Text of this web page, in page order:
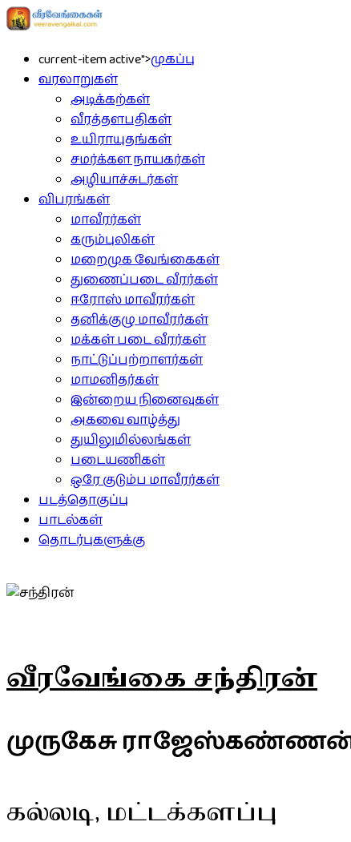
current-item active">முகப்பு
வரலாறுகள்
அடிக்கற்கள்
வீரத்தளபதிகள்
உயிராயுதங்கள்
சமர்க்கள நாயகர்கள்
அழியாச்சுடர்கள்
விபரங்கள்
மாவீரர்கள்
கரும்புலிகள்
மறைமுக வேங்கைகள்
துணைப்படை வீரர்கள்
ஈரோஸ் மாவீரர்கள்
தனிக்குழு மாவீரர்கள்
மக்கள் படை வீரர்கள்
நாட்டுப்பற்றாளர்கள்
மாமனிதர்கள்
இன்றைய நினைவுகள்
அகவை வாழ்த்து
துயிலுமில்லங்கள்
படையணிகள்
ஒரே குடும்ப மாவீரர்கள்
படத்தொகுப்பு
பாடல்கள்
தொடர்புகளுக்கு
வீரவேங்கை சந்திரன்
முருகேசு
கல்லடி, மட்டக்களப்பு